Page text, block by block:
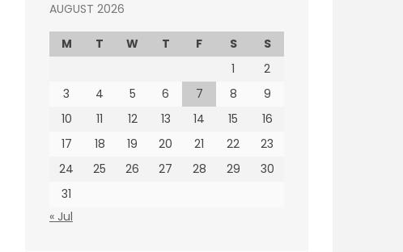
AUGUST 2026
M T W T F S
S
1
2
3
4 5 6 7 8
9
10
11 12 13 14 15
16
17
18 19 20 21 22
23
24
25 26 27 28 29
30
31
« Jul